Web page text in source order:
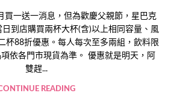
買一送一消息，但為歡慶父親節，星巴克
到店購買兩杯大杯(含)以上相同容量、風
杯88折優惠。每人每次至多兩組，飲料限
依各門市現貨為準。 優惠就是明天，阿
雙趕...
READING